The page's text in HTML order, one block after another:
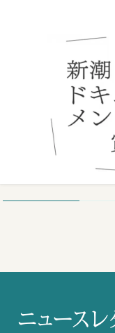
ニュースレ